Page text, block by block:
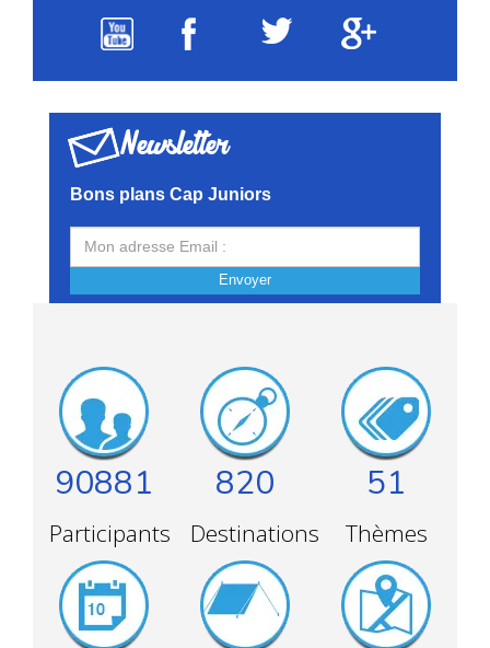
Newsletter
Bons plans Cap Juniors
Envoyer
90881
Participants
820
Destinations
51
Thèmes